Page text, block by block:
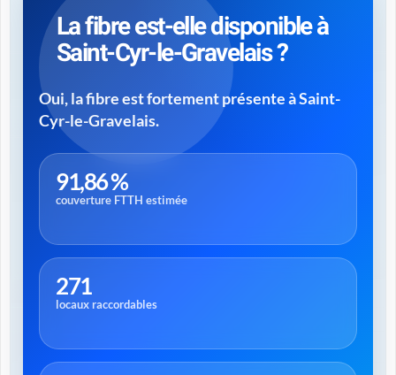
La fibre est-elle disponible à
Saint-Cyr-le-Gravelais ?
Oui, la fibre est fortement présente à Saint-
Cyr-le-Gravelais.
91,86 %
couverture FTTH estimée
271
locaux raccordables